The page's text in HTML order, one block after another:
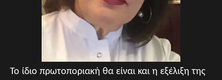
Το ίδιο πρωτοποριακή θα είναι και η εξέλιξη της